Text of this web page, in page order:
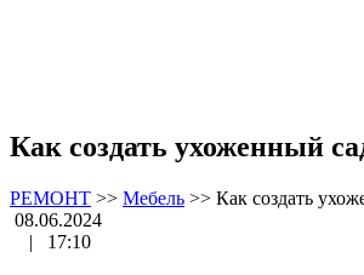
Как создать ухоженный
РЕМОНТ >> Мебель >> Как создать
08.06.2024
|
17:10